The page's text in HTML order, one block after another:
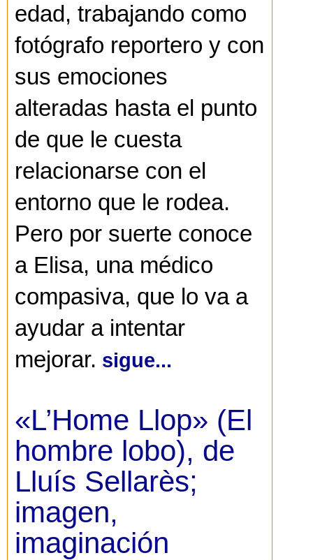
edad, trabajando como
fotógrafo reportero y con
sus emociones
alteradas hasta el punto
de que le cuesta
relacionarse con el
entorno que le rodea.
Pero por suerte conoce
a Elisa, una médico
compasiva, que lo va a
ayudar a intentar
mejorar. sigue...
«L’Home Llop» (El
hombre lobo), de
Lluís Sellarès;
imagen,
imaginación